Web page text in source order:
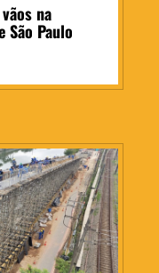
na
São Paulo